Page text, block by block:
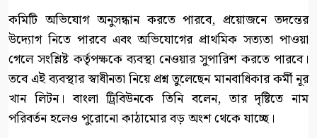
কমিটি অভিযোগ অনুসন্ধান করতে পারবে, প্রয়োজনে তদন্তের
উদ্যোগ নিতে পারবে এবং অভিযোগের প্রাথমিক সত্যতা পাওয়া
গেলে সংশ্লিষ্ট কর্তৃপক্ষকে ব্যবস্থা নেওয়ার সুপারিশ করতে পারবে।
তবে এই ব্যবস্থার স্বাধীনতা নিয়ে প্রশ্ন তুলেছেন মানবাধিকার কর্মী নূর
খান লিটন। বাংলা ট্রিবিউনকে তিনি বলেন, তার দৃষ্টিতে নাম
পরিবর্তন হলেও পুরোনো কাঠামোর বড় অংশ থেকে যাচ্ছে।